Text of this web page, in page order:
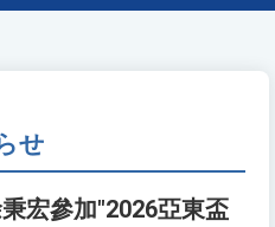
せ
宏參加"2026亞東盃